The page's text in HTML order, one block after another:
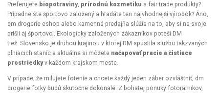
Preferujete biopotraviny, prírodnú kozmetiku a fair trade produkty?
Prípadne ste športovo založený a hľadáte ten najvhodnejší výrobok? Áno,
dm drogerie eshop alebo kamenná predajňa slúžia na to, aby si na svoje
prišli aj športovci. Ekologicky založených zákazníkov poteší DM
tiež. Slovensko je druhou krajinou v ktorej DM spustila službu takzvaných
plniacich staníc a aktuálne si môžete načapovať pracie a čistiace
prostriedkyv každom krajskom meste.
V prípade, že milujete fotenie a chcete každý jeden záber ozvláštniť, dm
drogerie fotky budú skutočne dokonalé. Z bohatej ponuky fotorámikov,